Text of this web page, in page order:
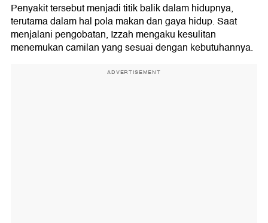
Penyakit tersebut menjadi titik balik dalam hidupnya,
terutama dalam hal pola makan dan gaya hidup. Saat
menjalani pengobatan, Izzah mengaku kesulitan
menemukan camilan yang sesuai dengan kebutuhannya.
ADVERTISEMENT